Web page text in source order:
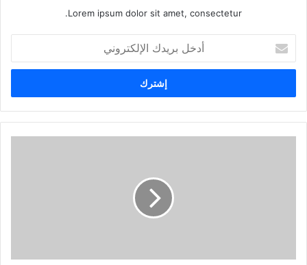
Lorem ipsum dolor sit amet, consectetur.
خ
ب
ر
ر